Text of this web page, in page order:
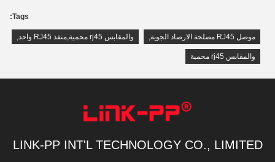
Tags:
موصل RJ45 مصلحة الارصاد الجوية , والمقابس rj45 محمية,منفذ RJ45 واحد ,
والمقابس rj45 محمية
LINK-PP INT'L TECHNOLOGY CO., LIMITED